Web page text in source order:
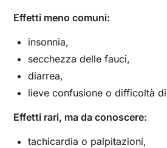
Effetti meno comuni:
insonnia,
secchezza delle fauci,
diarrea,
lieve confusione o difficoltà
Effetti rari, ma da conoscere:
tachicardia o palpitazioni,